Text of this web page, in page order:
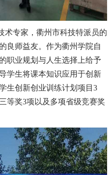
术专家，衢州市科技特派员的
良师益友。作为衢州学院自
职业规划与人生选择上给予
学生将课本知识应用于创新
生创新创业训练计划项目3
等奖3项以及多项省级竞赛奖